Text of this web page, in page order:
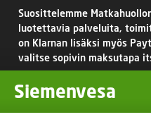
Siirry
sisältöön
Suosittelemme
luotettavia palveluita,
on Klarnan lisäksi myös
valitse sopivin maksutapa
Siemenvesa